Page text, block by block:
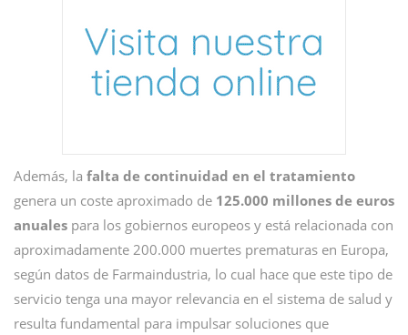
Además, la falta de continuidad en el tratamiento
genera un coste aproximado de 125.000 millones de euros
anuales para los gobiernos europeos y está relacionada con
aproximadamente 200.000 muertes prematuras en Europa,
según datos de Farmaindustria, lo cual hace que este tipo de
servicio tenga una mayor relevancia en el sistema de salud y
resulta fundamental para impulsar soluciones que